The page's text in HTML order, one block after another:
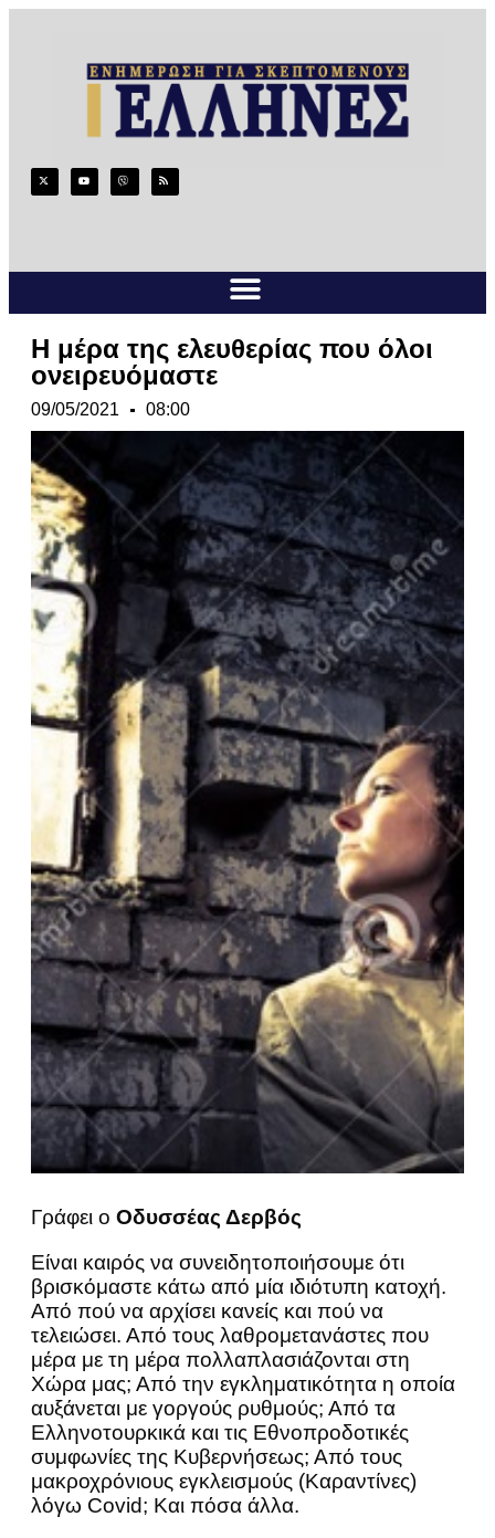
Η μέρα της ελευθερίας που όλοι
ονειρευόμαστε
09/05/2021 08:00
Γράφει ο Οδυσσέας Δερβός
Είναι καιρός να συνειδητοποιήσουμε ότι
βρισκόμαστε κάτω από μία ιδιότυπη κατοχή.
Από πού να αρχίσει κανείς και πού να
τελειώσει. Από τους λαθρομετανάστες που
μέρα με τη μέρα πολλαπλασιάζονται στη
Χώρα μας; Από την εγκληματικότητα η οποία
αυξάνεται με γοργούς ρυθμούς; Από τα
Ελληνοτουρκικά και τις Εθνοπροδοτικές
συμφωνίες της Κυβερνήσεως; Από τους
μακροχρόνιους εγκλεισμούς (Καραντίνες)
λόγω Covid; Και πόσα άλλα.